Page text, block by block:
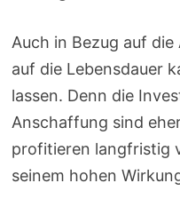
Auch in Bezug auf
auf die Lebensdauer
lassen. Denn die
Anschaffung sind
profitieren langfristig
seinem hohen